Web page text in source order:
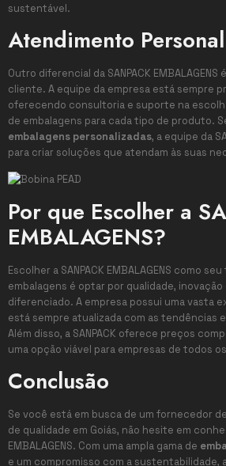
sustentável.
Atendimento
Outro diferencial da SANPACK
cliente. A equipe da empresa está sempre
oferecendo consultoria e suporte na
de embalagens para cada tipo de produto.
embalagens personalizadas, a equipe da
para criar soluções que atendam às suas
Por que Escolher a
EMBALAGENS?
Escolher a SANPACK EMBALAGENS como
embalagens é optar por qualidade,
diferenciado. A empresa possui uma vasta
está sempre atualizada com as tendências
Além disso, a SANPACK oferece preços
uma opção viável para empresas de todos
Conclusão
Se você está em busca de um fornecedor
de qualidade em Goiás, não hesite em
EMBALAGENS. Com uma ampla gama de
e um compromisso com a sustentabilidade, a